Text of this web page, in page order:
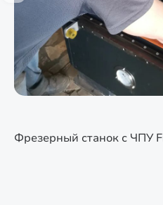
Фрезерный станок с ЧПУ